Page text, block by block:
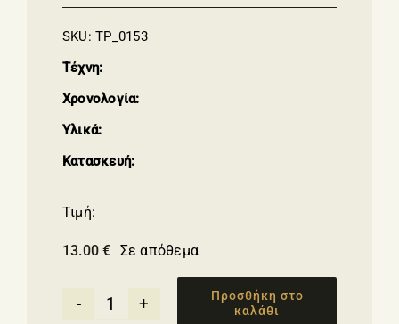
SKU:TP_0153
Τέχνη:
Χρονολογία:
Υλικά:
Κατασκευή:
Τιμή:
13.00€ Σε απόθεμα
Σετ
Προσθήκη στο
καλάθι